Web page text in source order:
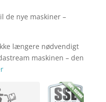
de nye maskiner –
længere nødvendigt
maskinen – den